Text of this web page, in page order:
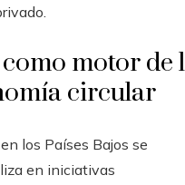
como motor de
circular
los Países Bajos se
en iniciativas